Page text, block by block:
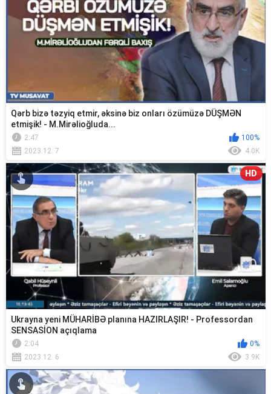
Qərb bizə təzyiq etmir, əksinə biz onları özümüzə DÜŞMƏN
etmişik! - M.Mirəlioğluda...
2:47
100%
2023.12. 7
4.0K
HD
Ukrayna yeni MÜHARİBƏ planına HAZIRLAŞIR! - Professordan
SENSASİON açıqlama
2:04
0%
2023.12. 6
3.9K